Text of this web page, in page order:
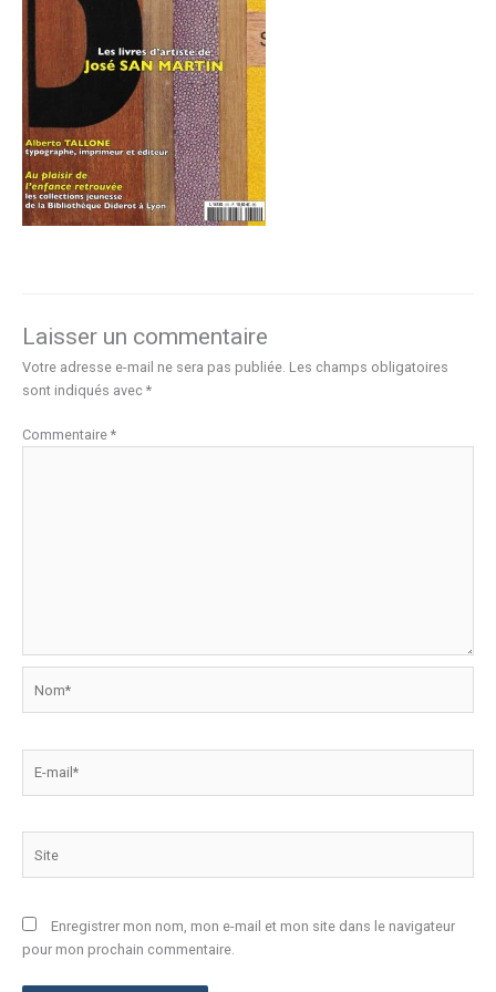
Laisser un commentaire
Votre adresse e-mail ne sera pas publiée. Les champs obligatoires
sont indiqués avec *
Commentaire *
mail*
Enregistrer mon nom, mon e-mail et mon site dans le navigateur
pour mon prochain commentaire.